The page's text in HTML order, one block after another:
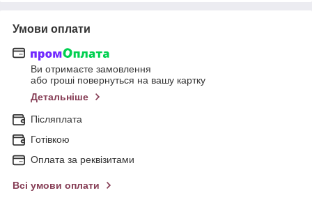
Умови оплати
Ви отримаєте замовлення
або гроші повернуться на вашу картку
Детальніше
Післяплата
Готівкою
Оплата за реквізитами
Всі умови оплати